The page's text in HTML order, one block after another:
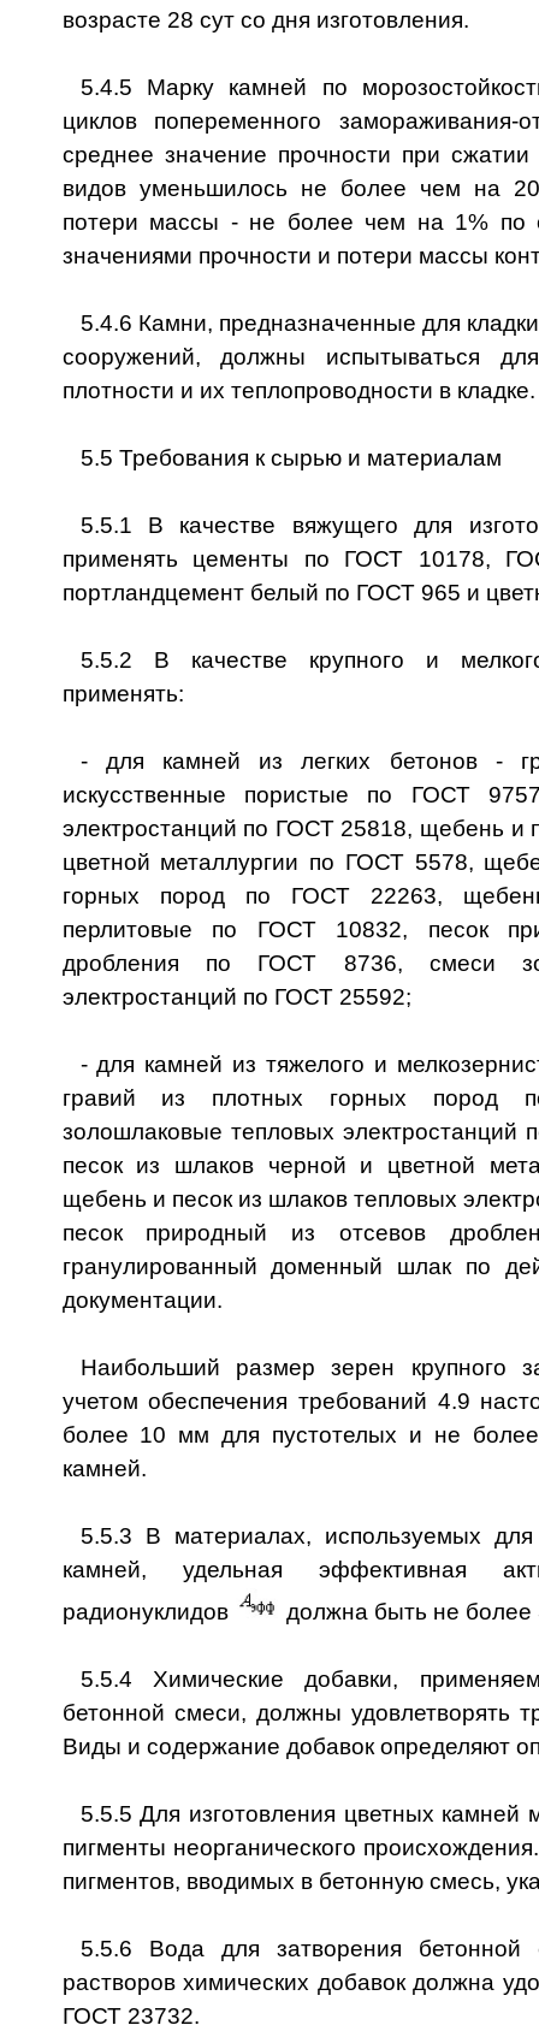
возрасте 28 сут со дня изготовления.
5.4.5 Марку камней по
циклов попеременного замораживания-
среднее значение прочности при
видов уменьшилось не более чем на
потери массы - не более чем на 1% по
значениями прочности и потери массы
5.4.6 Камни, предназначенные для
сооружений, должны испытываться
плотности и их теплопроводности в кладке.
5.5 Требования к сырью и материалам
5.5.1 В качестве вяжущего для
применять цементы по ГОСТ 10178,
портландцемент белый по ГОСТ 965 и
5.5.2 В качестве крупного и
применять:
- для камней из легких бетонов -
искусственные пористые по ГОСТ
электростанций по ГОСТ 25818, щебень и
цветной металлургии по ГОСТ 5578,
горных пород по ГОСТ 22263,
перлитовые по ГОСТ 10832, песок
дробления по ГОСТ 8736, смеси
электростанций по ГОСТ 25592;
- для камней из тяжелого и
гравий из плотных горных пород
золошлаковые тепловых
песок из шлаков черной и цветной
щебень и песок из шлаков тепловых
песок природный из отсевов
гранулированный доменный шлак по
документации.
Наибольший размер зерен крупного
учетом обеспечения требований 4.9
более 10 мм для пустотелых и не
камней.
5.5.3 В материалах, используемых для
камней, удельная эффективная
радионуклидов
должна быть не более
5.5.4 Химические добавки,
бетонной смеси, должны удовлетворять
Виды и содержание добавок определяют
5.5.5 Для изготовления цветных камней
пигменты неорганического
пигментов, вводимых в бетонную смесь,
5.5.6 Вода для затворения бетонной
растворов химических добавок должна
ГОСТ 23732.